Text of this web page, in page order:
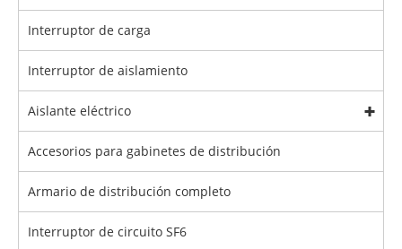
Interruptor de carga
Interruptor de aislamiento
Aislante eléctrico
Accesorios para gabinetes de distribución
Armario de distribución completo
Interruptor de circuito SF6